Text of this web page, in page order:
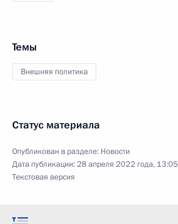
Темы
Внешняя политика
Статус материала
Опубликован в разделе: Новости
Дата публикации:28 апреля 2022 года, 13:05
Текстовая версия